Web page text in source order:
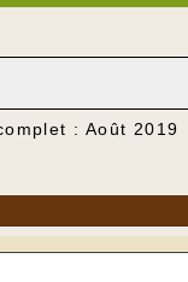
: Août 2019